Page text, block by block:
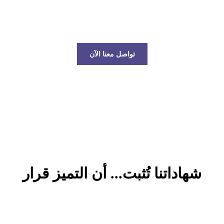
تواصل معنا الآن
شهاداتنا تُثبت... أن التميز قرار